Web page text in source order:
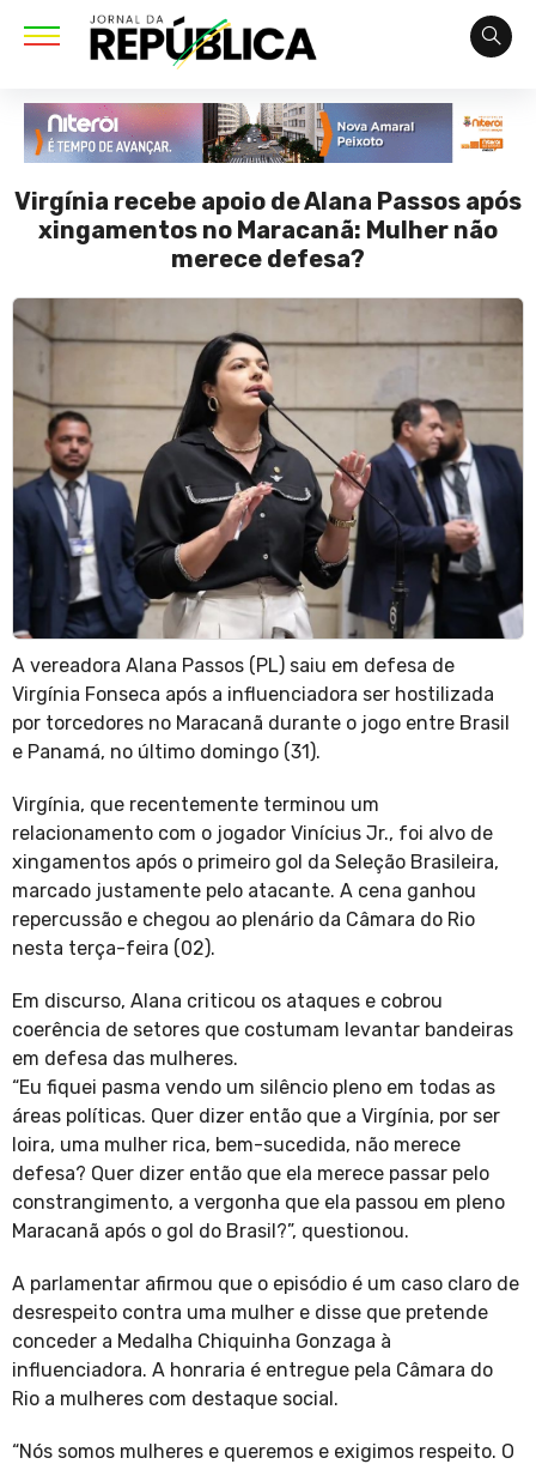
Virgínia recebe apoio de Alana Passos após
xingamentos no Maracanã: Mulher não
merece defesa?
A vereadora Alana Passos (PL) saiu em defesa de
Virgínia Fonseca após a influenciadora ser hostilizada
por torcedores no Maracanã durante o jogo entre Brasil
e Panamá, no último domingo (31).
Virgínia, que recentemente terminou um
relacionamento com o jogador Vinícius Jr., foi alvo de
xingamentos após o primeiro gol da Seleção Brasileira,
marcado justamente pelo atacante. A cena ganhou
repercussão e chegou ao plenário da Câmara do Rio
nesta terça-feira (02).
Em discurso, Alana criticou os ataques e cobrou
coerência de setores que costumam levantar bandeiras
em defesa das mulheres.
“Eu fiquei pasma vendo um silêncio pleno em todas as
áreas políticas. Quer dizer então que a Virgínia, por ser
loira, uma mulher rica, bem-sucedida, não merece
defesa? Quer dizer então que ela merece passar pelo
constrangimento, a vergonha que ela passou em pleno
Maracanã após o gol do Brasil?”, questionou.
A parlamentar afirmou que o episódio é um caso claro de
desrespeito contra uma mulher e disse que pretende
conceder a Medalha Chiquinha Gonzaga à
influenciadora. A honraria é entregue pela Câmara do
Rio a mulheres com destaque social.
“Nós somos mulheres e queremos e exigimos respeito. O